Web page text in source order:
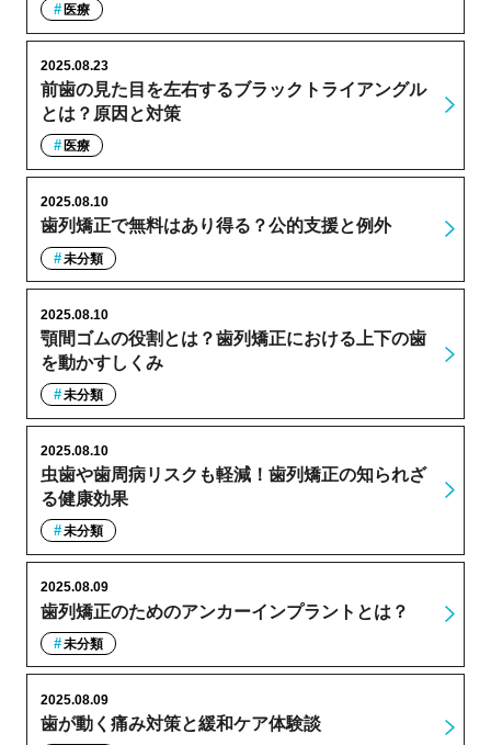
医療
前歯の見た目を左右するブラックトライアングル
とは？原因と対策
2025.08.23
医療
歯列矯正で無料はあり得る？公的支援と例外
2025.08.10
未分類
顎間ゴムの役割とは？歯列矯正における上下の歯
を動かすしくみ
2025.08.10
未分類
虫歯や歯周病リスクも軽減！歯列矯正の知られざ
る健康効果
2025.08.10
未分類
歯列矯正のためのアンカーインプラントとは？
2025.08.09
未分類
歯が動く痛み対策と緩和ケア体験談
2025.08.09